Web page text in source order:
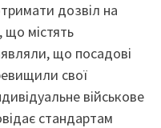
дозвіл на
що містять
що посадові
свої
військове
стандартам